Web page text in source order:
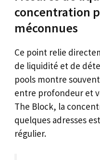
concentration
méconnues
Ce point relie
de liquidité et de
pools montre
entre profondeur et
The Block, la
quelques adresses
régulier.